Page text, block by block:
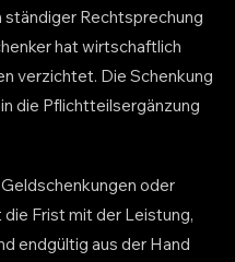
Rechtsprechung
hat wirtschaftlich
verzichtet. Die Schenkung
die Pflichtteilsergänzung
oder
Frist mit der Leistung,
endgültig aus der Hand